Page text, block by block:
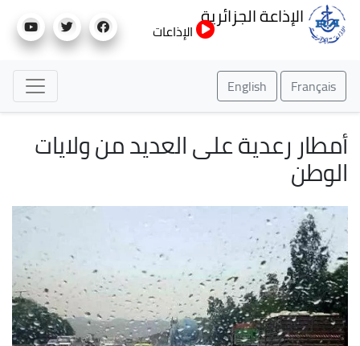
إلى
الإذاعة الجزائرية
الإذاعات
Français
English
أمطار رعدية على العديد من ولايات
الوطن